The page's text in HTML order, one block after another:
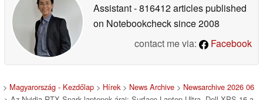
Assistant- 816412 articles published
on Notebookchecksince 2008
contact me via:
Facebook
> Magyarország - Kezdőlap > Hírek> News Archive > Newsarchive 2026 06